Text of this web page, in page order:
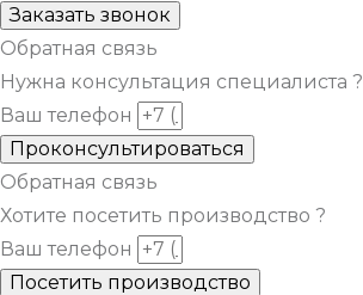
Заказать звонок
Обратная связь
Нужна консультация специалиста ?
Ваш телефон
Проконсультироваться
Обратная связь
Хотите посетить производство ?
Ваш телефон
Посетить производство